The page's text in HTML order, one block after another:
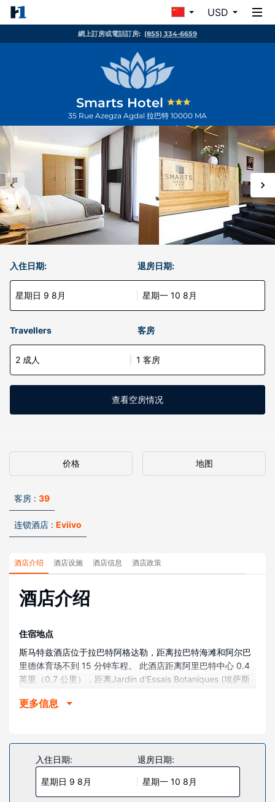
USD
網上訂房或電話訂房: (855) 334-6659
Smarts Hotel
35 Rue Azegza Agdal 拉巴特 10000 MA
入住日期:
星期日 9 8月
退房日期:
星期一 10 8月
Travellers 客房
2 成人 1 客房
查看空房情况
价格 地图
客房 : 39
连锁酒店 : Eviivo
酒店介绍 酒店设施 酒店信息 酒店政策
酒店介绍
住宿地点
斯马特兹酒店位于拉巴特阿格达勒，距离拉巴特海滩和阿尔巴
里德体育场不到 15 分钟车程。 此酒店距离阿里巴特中心 0.4
英里（0.7 公里），距离Jardin d'Essais Botaniques (埃萨斯
客房
电视，可满足您的娱乐需求。
物业设施
不要错过室外网球场和卡拉 OK等众多度假设施。此酒店还提
供免费 WiFi和礼宾服务。
更多信息
入住日期:
星期日 9 8月
退房日期:
星期一 10 8月